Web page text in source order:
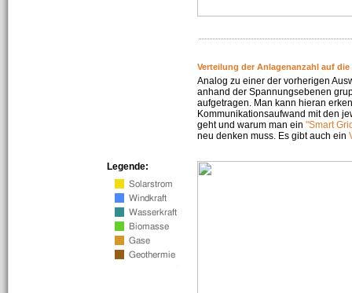
Verteilung der Anlagenanzahl auf die
Analog zu einer der vorherigen
anhand der Spannungsebenen
aufgetragen. Man kann hieran
Kommunikationsaufwand mit den
geht und warum man ein "Smart
neu denken muss. Es gibt auch ein
Legende: